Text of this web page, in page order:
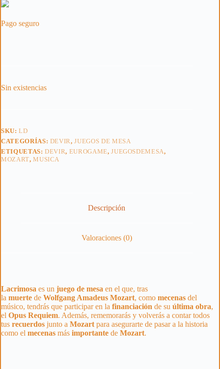
Pago seguro
Sin existencias
SKU:LD
CATEGORÍAS: DEVIR,JUEGOS DE MESA
ETIQUETAS:DEVIR, EUROGAME,JUEGOSDEMESA,
MOZART,MUSICA
Descripción
Valoraciones (0)
Lacrimosa es un juego de mesa en el que, tras
la muerte de Wolfgang Amadeus Mozart, como mecenas del
músico, tendrás que participar en la financiación de su última obra,
el Opus Requiem. Además, rememorarás y volverás a contar todos
tus recuerdos junto a Mozart para asegurarte de pasar a la historia
como el mecenas más importante de Mozart.